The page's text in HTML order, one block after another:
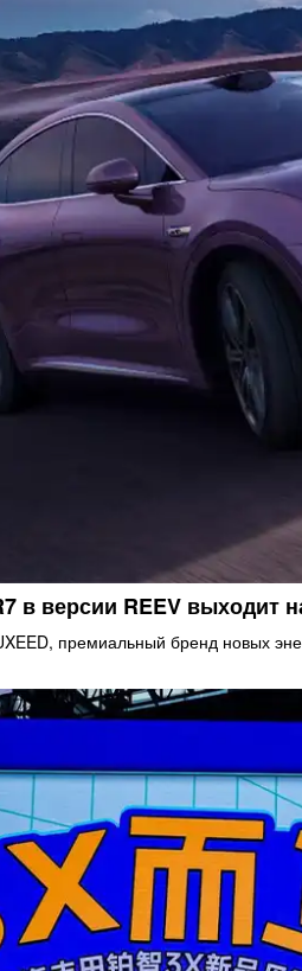
в версии REEV выходит
премиальный бренд новых